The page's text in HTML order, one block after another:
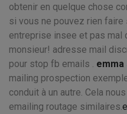
obtenir en quelque chose
si vous ne pouvez rien
entreprise insee et pas mal
monsieur! adresse mail
pour stop fb emails .
mailing prospection
conduit à un autre. Cela
emailing routage similaires.